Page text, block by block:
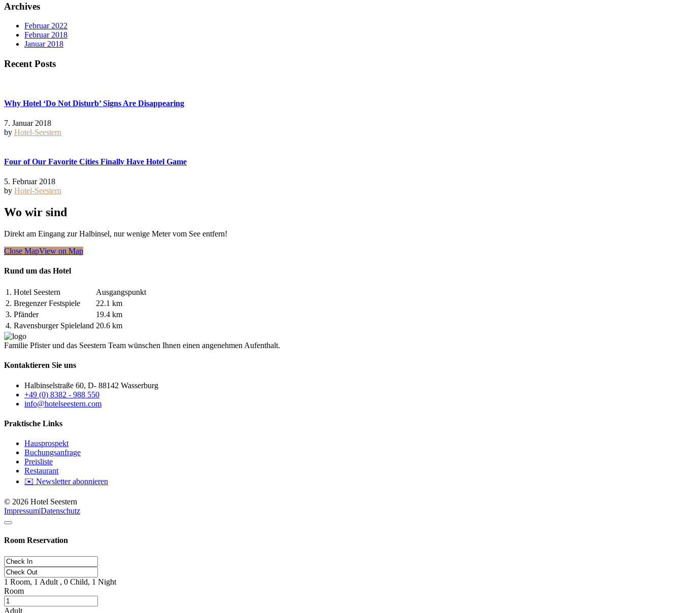
Archives
Februar 2022
Februar 2018
Januar 2018
Recent Posts
Why Hotel ‘Do Not Disturb’ Signs Are Disappearing
7. Januar 2018
by Hotel-Seestern
Four of Our Favorite Cities Finally Have Hotel Game
5. Februar 2018
by Hotel-Seestern
Wo wir sind
Direkt am Eingang zur Halbinsel, nur wenige Meter vom See entfern!
Close MapView on Map
Rund um das Hotel
1. Hotel Seestern
Ausgangspunkt
2. Bregenzer Festspiele
22.1 km
3. Pfänder
19.4 km
4. Ravensburger Spieleland 20.6 km
Familie Pfister und das Seestern Team wünschen Ihnen einen angenehmen Aufenthalt.
Kontaktieren Sie uns
Halbinselstraße 60, D- 88142 Wasserburg
+49 (0) 8382 - 988 550
info@hotelseestern.com
Praktische Links
Hausprospekt
Buchungsanfrage
Preisliste
Restaurant
✉️ Newsletter abonnieren
© 2026 Hotel Seestern
Impressum|Datenschutz
Room Reservation
1 Room, 1 Adult , 0 Child, 1 Night
Room
Adult